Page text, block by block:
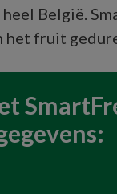
België.
het fruit